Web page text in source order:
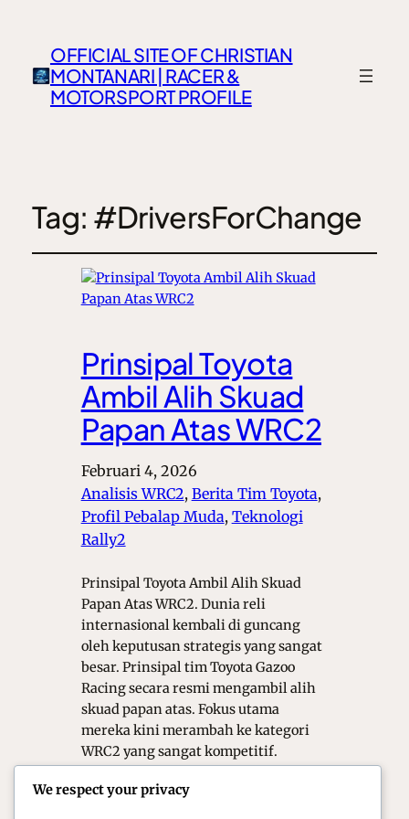
OFFICIAL SITE OF CHRISTIAN
MONTANARI | RACER &
MOTORSPORT PROFILE
Tag: #DriversForChange
Prinsipal Toyota
Ambil Alih Skuad
Papan Atas WRC2
Februari 4, 2026
Analisis WRC2, Berita Tim Toyota ,
Profil Pebalap Muda, Teknologi
Rally2
Prinsipal Toyota Ambil Alih Skuad
Papan Atas WRC2. Dunia reli
internasional kembali di guncang
oleh keputusan strategis yang sangat
besar. Prinsipal tim Toyota Gazoo
Racing secara resmi mengambil alih
skuad papan atas. Fokus utama
mereka kini merambah ke kategori
WRC2 yang sangat kompetitif.
memperkuat dominasi Toyota di
We respect your privacy